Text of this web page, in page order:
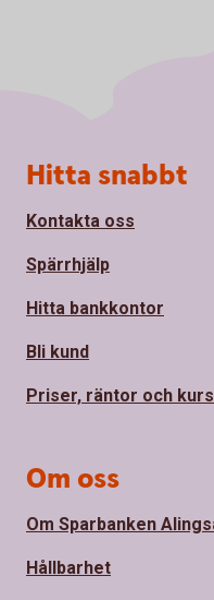
Sidfot
Hitta snabbt
Kontakta oss
Spärrhjälp
Hitta bankkontor
Bli kund
Priser, räntor och
Om oss
Om Sparbanken
Hållbarhet